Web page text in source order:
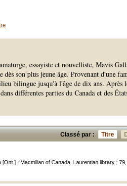
essayiste et nouvelliste, Mavis
dès son plus jeune âge. Provenant d'une
bilingue jusqu'à l'âge de dix ans. Après
différentes parties du Canada et des
Classé par : Titre
[Ont.] : Macmillan of Canada, Laurentian library ;